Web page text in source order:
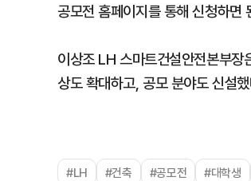
공모전 홈페이지를 통해 신청하면
이상조 LH 스마트건설안전본부
상도 확대하고, 공모 분야도 신설
#LH #건축 #공모전 #대학생